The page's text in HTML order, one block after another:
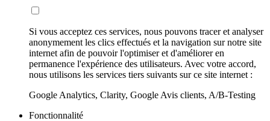
Si vous acceptez ces services, nous pouvons tracer et analyser
anonymement les clics effectués et la navigation sur notre site
internet afin de pouvoir l'optimiser et d'améliorer en
permanence l'expérience des utilisateurs. Avec votre accord,
nous utilisons les services tiers suivants sur ce site internet :
Google Analytics, Clarity, Google Avis clients, A/B-Testing
Fonctionnalité